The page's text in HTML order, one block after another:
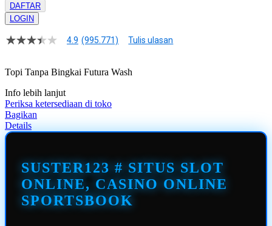
DAFTAR
LOGIN
4.9
bintang,
rating
rata-
rata.
Read
13
Reviews.
halaman
yang
sama.
4.9 (995.771) Tulis ulasan
Topi Tanpa Bingkai Futura Wash
Info lebih lanjut
Periksa ketersediaan di toko
Bagikan
Details
SUSTER123 # SITUS SLOT
ONLINE, CASINO ONLINE
SPORTSBOOK